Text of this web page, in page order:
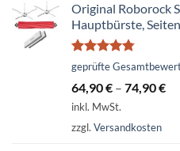
Original Roborock
Hauptbürste,
Bewertet
von 5
geprüfte
64,90€ – 74,90€
inkl. MwSt.
zzgl. Versandkosten